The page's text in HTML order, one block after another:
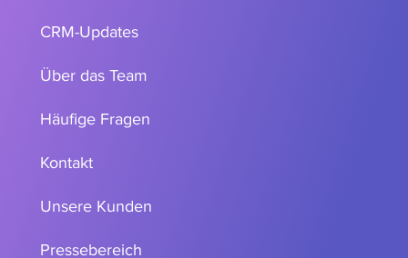
CRM-Updates
Über das Team
Häufige Fragen
Kontakt
Unsere Kunden
Pressebereich